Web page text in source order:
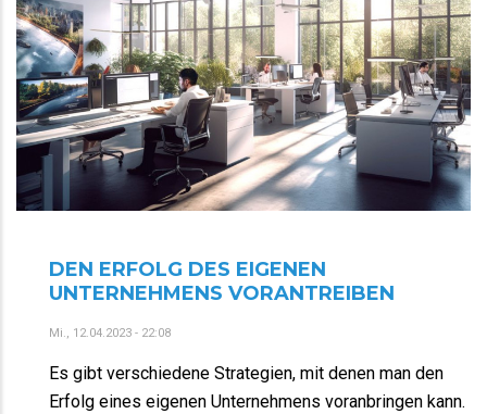
DEN ERFOLG DES EIGENEN
UNTERNEHMENS VORANTREIBEN
Mi., 12.04.2023 - 22:08
Es gibt verschiedene Strategien, mit denen man den
Erfolg eines eigenen Unternehmens voranbringen kann.